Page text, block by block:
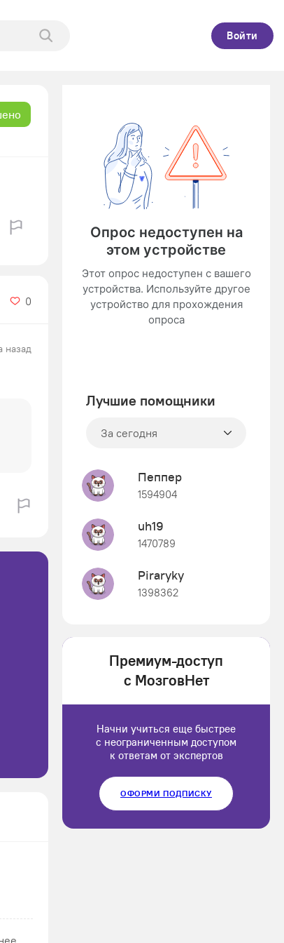
Войти
0
назад
Лучшие помощники
За сегодня
Пеппер
1594904
uh19
1470789
Piraryky
1398362
Luluput
Премиум-доступ
с МозговНет
Начни учиться еще быстрее
с неограниченным доступом
к ответам от экспертов
ОФОРМИ ПОДПИСКУ